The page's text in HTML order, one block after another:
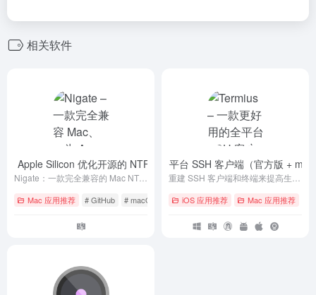
相关软件
Apple Silicon 优化开源的 NTFS 读写、挂载、管理驱动器- v1.3.7
Mac 应用推荐 # GitHub # macOS # ntfs
Termius – 一款更好用的全平台 SSH 客户端（官方版 +
iOS 应用推荐 Mac 应用推荐